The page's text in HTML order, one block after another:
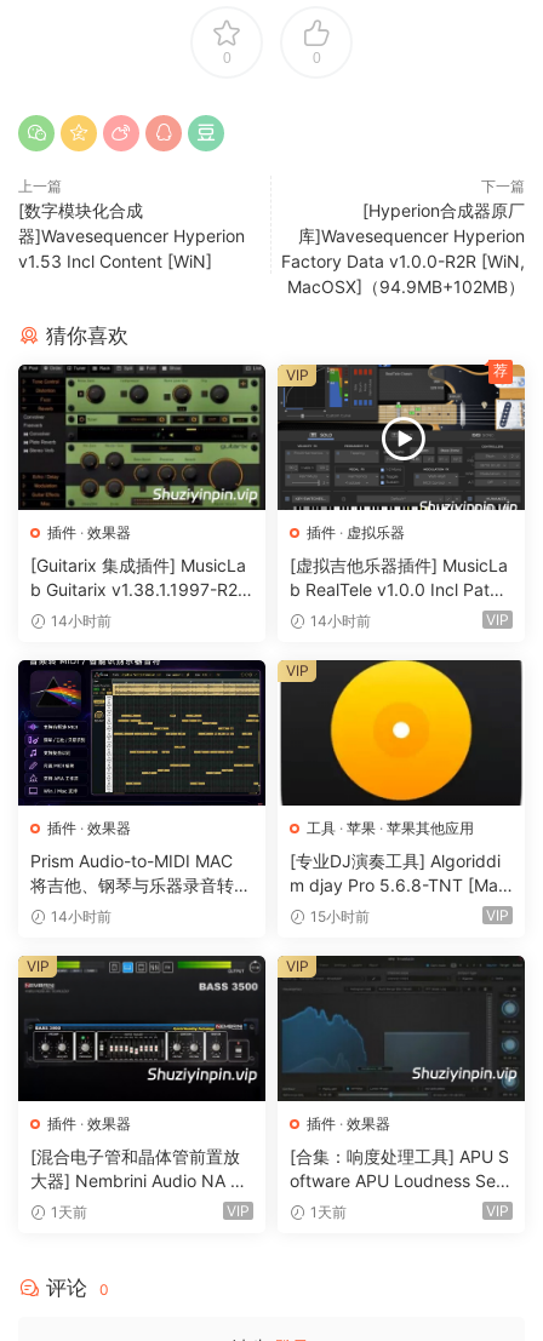
0 0
上一篇
[数字模块化合成
器]Wavesequencer Hyperion
v1.53 Incl Content [WiN]
下一篇
[Hyperion合成器原厂
库]Wavesequencer Hyperion
Factory Data v1.0.0-R2R [WiN,
MacOSX]（94.9MB+102MB）
猜你喜欢
插件 · 效果器
[Guitarix 集成插件] MusicLa
b Guitarix v1.38.1.1997-R2R
[WiN]（7.5MB）
14小时前
插件 · 虚拟乐器
[虚拟吉他乐器插件] MusicLa
b RealTele v1.0.0 Incl Patch
ed and Keygen-R2R [WiN]
14小时前 VIP
VIP 荐
插件 · 效果器
Prism Audio-to-MIDI MAC
将吉他、钢琴与乐器录音转换
为可编辑 MIDI
14小时前
工具 · 苹果 · 苹果其他应用
[专业DJ演奏工具] Algoriddi
m djay Pro 5.6.8-TNT [Mac
OSX]（290MB）
15小时前 VIP
VIP
插件 · 效果器
[混合电子管和晶体管前置放
大器] Nembrini Audio NA Ba
ss 3500 v1.0.0 Incl Keygen-
1天前 VIP
VIP
插件 · 效果器
[合集：响度处理工具] APU S
oftware APU Loudness Seri
es v5.7.0 Incl Keygen-R2R
1天前 VIP
VIP
评论 0